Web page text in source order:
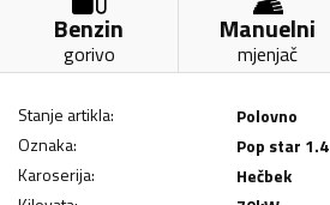
Benzin
gorivo
Manuelni
mjenjač
Stanje artikla:
Polovno
Oznaka:
Pop star 1.4
Karoserija:
Hečbek